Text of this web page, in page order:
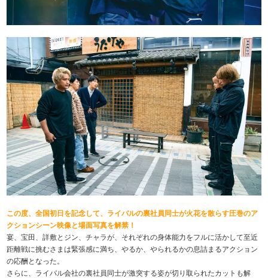
この度、全国初日を記念して、ライバルの裏社員同士が火花を散らす圧巻のア
クションシーン映像と場面写真を解禁！
宴、宝田、詳敷とジン、チャラが、それぞれの身体能力をフルに活かして至近
距離戦に挑むさまは緊張感に満ち、やるか、やられるかの息詰まるアクション
の応酬となった。
さらに、ライバル会社の裏社員同士が激突する姿が切り取られたカットも解